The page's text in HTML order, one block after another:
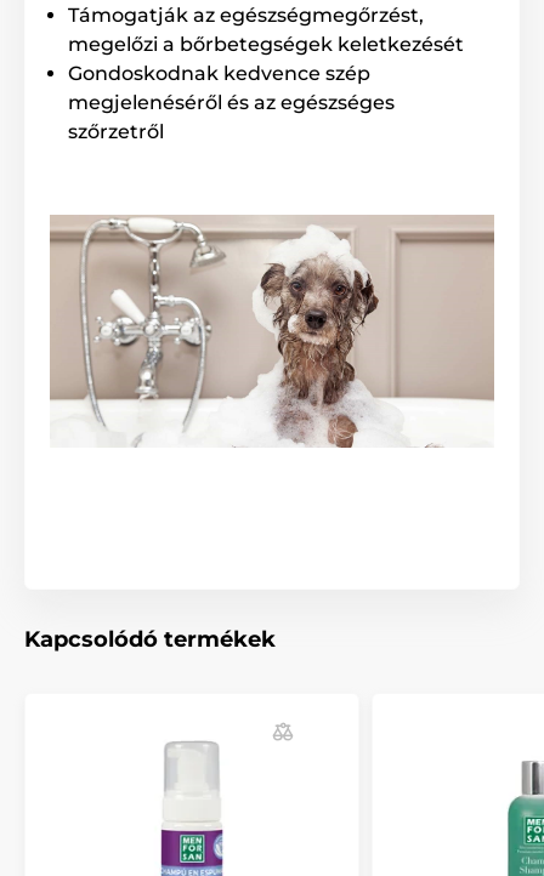
Támogatják az egészségmegőrzést,
megelőzi a bőrbetegségek keletkezését
Gondoskodnak kedvence szép
megjelenéséről és az egészséges
szőrzetről
Kapcsolódó termékek